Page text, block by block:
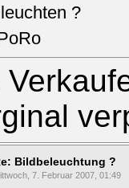
?
Bildbeleuchtung ?
7. Februar 2007, 01:49